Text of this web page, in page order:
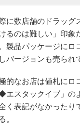
に数店舗のドラッグ
るのは難しい」印象
製品パッケージにロ
バージョンも売られ
的なお店は値札にロ
エスタックイブ」の
く表記がなかった
。